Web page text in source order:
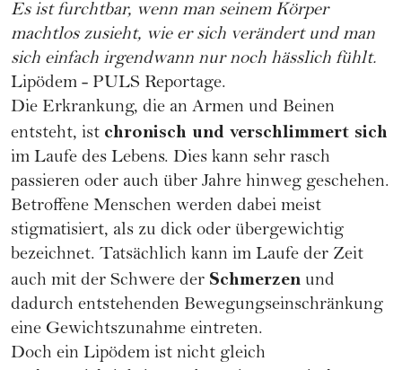
Es ist furchtbar, wenn man seinem Körper
machtlos zusieht, wie er sich verändert und man
sich einfach irgendwann nur noch hässlich fühlt.
Lipödem - PULS Reportage.
Die Erkrankung, die an Armen und Beinen
entsteht, ist chronisch und verschlimmert sich
im Laufe des Lebens. Dies kann sehr rasch
passieren oder auch über Jahre hinweg geschehen.
Betroffene Menschen werden dabei meist
stigmatisiert, als zu dick oder übergewichtig
bezeichnet. Tatsächlich kann im Laufe der Zeit
auch mit der Schwere der Schmerzen und
dadurch entstehenden Bewegungseinschränkung
eine Gewichtszunahme eintreten.
Doch ein Lipödem ist nicht gleich